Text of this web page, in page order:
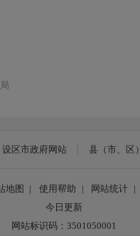
设区市政府网站 县（市、区）
地图 | 使用帮助 | 网站统计 |
今日更新
网站标识码：3501050001